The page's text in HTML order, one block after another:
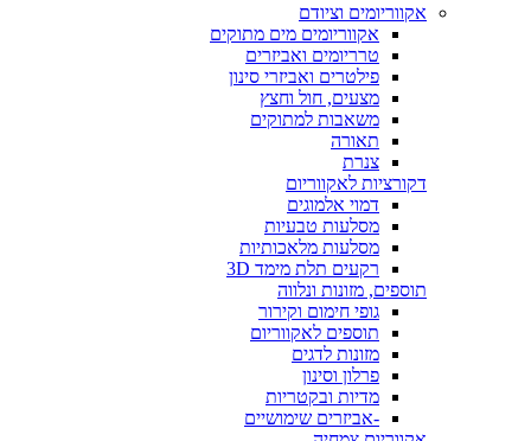
אקווריומים וציודם
אקווריומים מים מתוקים
טרריומים ואביזרים
פילטרים ואביזרי סינון
מצעים, חול וחצץ
משאבות למתוקים
תאורה
צנרת
דקורציות לאקווריום
דמוי אלמוגים
מסלעות טבעיות
מסלעות מלאכותיות
רקעים תלת מימד 3D
תוספים, מזונות ונלווה
גופי חימום וקירור
תוספים לאקווריום
מזונות לדגים
פרלון וסינון
מדיות ובקטריות
-אביזרים שימושיים